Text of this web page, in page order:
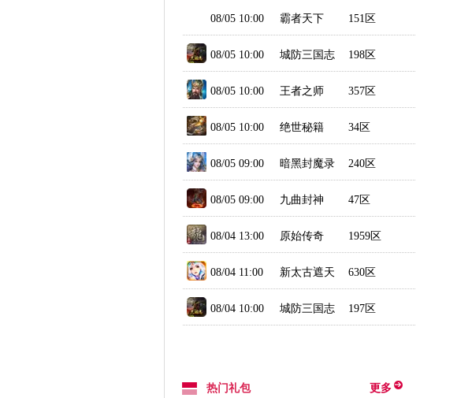
08/05 10:00 霸者天下 151区
08/05 10:00 城防三国志 198区
08/05 10:00 王者之师 357区
08/05 10:00 绝世秘籍 34区
08/05 09:00 暗黑封魔录 240区
08/05 09:00 九曲封神 47区
08/04 13:00 原始传奇 1959区
08/04 11:00 新太古遮天 630区
08/04 10:00 城防三国志 197区
热门礼包 更多